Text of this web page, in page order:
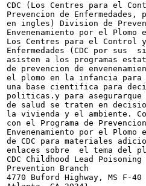
CDC (Los Centres para el
Prevencion de
en ingles) Division de
Envenenamiento por el Plomo
Los Centres para el Control
Enfermedades (CDC por sus
asisten a los programas
de prevencion de
el plomo en la infancia para
una base cientifica para
politicas.y para asegurarque
de salud se traten en
la vivienda y el ambiente.
con el Programa de
Envenenamiento por el
de CDC para materiales
enlaces sobre  el tema del
CDC Childhood Lead Poisoning
Prevention Branch
4770 Buford Highway, MS F-40